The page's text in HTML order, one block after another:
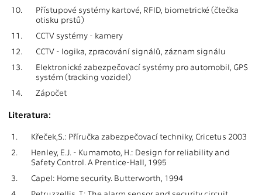
10.
Přístupové systémy kartové, RFID, biometrické (čtečka
otisku prstů)
11.
CCTV systémy - kamery
12.
CCTV - logika, zpracování signálů, záznam signálu
13.
Elektronické zabezpečovací systémy pro automobil, GPS
systém (tracking vozidel)
14.
Zápočet
Literatura:
1.
Křeček,S.: Příručka zabezpečovací techniky, Cricetus 2003
2.
Henley, E.J. - Kumamoto, H.: Design for reliability and
Safety Control. A Prentice-Hall, 1995
3.
Capel: Home security. Butterworth, 1994